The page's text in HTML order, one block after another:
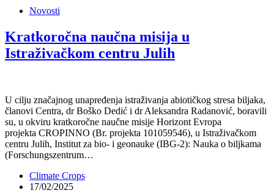
Novosti
Kratkoročna naučna misija u
Istraživačkom centru Julih
U cilju značajnog unapređenja istraživanja abiotičkog stresa biljaka,
članovi Centra, dr Boško Dedić i dr Aleksandra Radanović, boravili
su, u okviru kratkoročne naučne misije Horizont Evropa
projekta CROPINNO (Br. projekta 101059546), u Istraživačkom
centru Julih, Institut za bio- i geonauke (IBG-2): Nauka o biljkama
(Forschungszentrum…
Climate Crops
17/02/2025